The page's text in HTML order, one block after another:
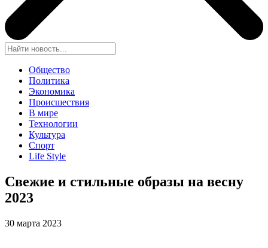
Общество
Политика
Экономика
Происшествия
В мире
Технологии
Культура
Спорт
Life Style
Свежие и стильные образы на весну
2023
30 марта 2023